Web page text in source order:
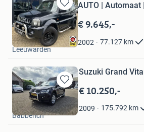
Bewaren
in
Mijn
Favorieten
AUTO | Automaat
€ 9.645,-
2002 77.127 km
Auto Plantinga
Leeuwarden
Bewaren
in
Mijn
Favorieten
Suzuki Grand
€ 10.250,-
2009 175.792 km
bergsma
Babberich